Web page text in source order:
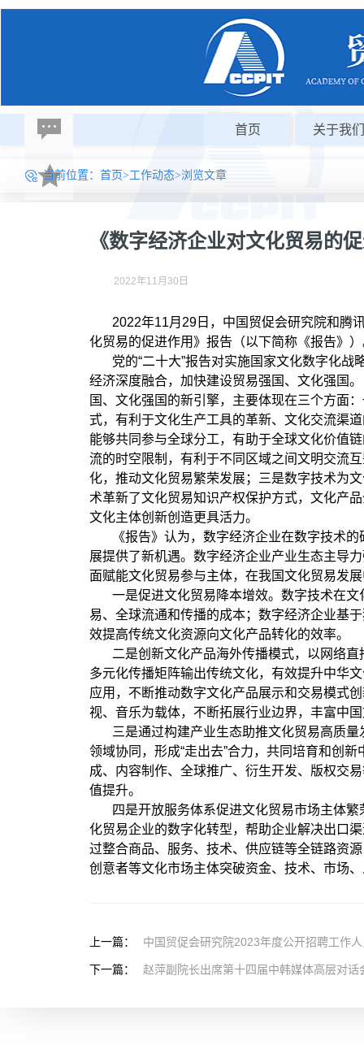
首页 关于我们
当前位置： 首页>工作动态>浏览文章
《数字经济企业对文化贸易的
2022年11月30日
2022年11月29日，中国贸促会研究院和腾
化贸易的促进作用》报告（以下简称《报告》
党的“二十大”报告对实施国家文化数字化
经济深度融合，加快建设贸易强国、文化强国
国、文化强国的新引擎，主要体现在三个方面
式，有利于文化生产工具的革新、文化交流渠
能够共同参与全球分工，有助于全球文化价值
流的时空限制，有利于不同区域之间文明交流
化，推动文化贸易繁荣发展；三是数字技术为
术革新了文化贸易知识产权保护方式，文化产
文化主体创新创造更具活力。
《报告》认为，数字经济企业在数字技术
展提供了新机遇。数字经济企业产业生态主导
面赋能文化贸易参与主体，在我国文化贸易发
一是促进文化贸易降本增效。数字技术在
易、全球流通和传播的成本；数字经济企业基
效提高传统文化资源向文化产品转化的效率。
二是创新文化产品海外传播模式，以网络
多元化传播矩阵输出传统文化，有效提升中华
应用，不断推动数字文化产品展示和交易模式
视、音乐为载体，不断拓展行业边界，丰富中国
三是通过构建产业生态助推文化贸易高质
领域协同，形成“走出去”合力，共同培育和创
成、内容制作、全球推广、衍生开发、版权交
值提升。
四是开放服务体系促进文化贸易市场主体
化贸易企业的数字化转型，帮助企业解决出口
过整合商品、服务、技术、供应链等全链路资
创意者等文化市场主体突破资金、技术、市场
上一篇： 中国贸促会研究院2023年度公开招聘工作
下一篇： 赵萍副院长出席第十四届中韩媒体高层对话